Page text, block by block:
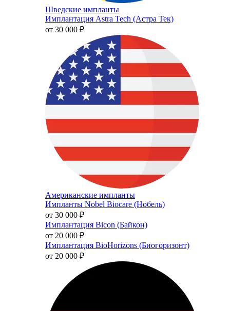
Шведские импланты
Имплантация Astra Tech (Астра Тек)
от 30 000 ₽
Американские импланты
Импланты Nobel Biocare (Нобель)
от 30 000 ₽
Имплантация Bicon (Байкон)
от 20 000 ₽
Имплантация BioHorizons (Биогоризонт)
от 20 000 ₽